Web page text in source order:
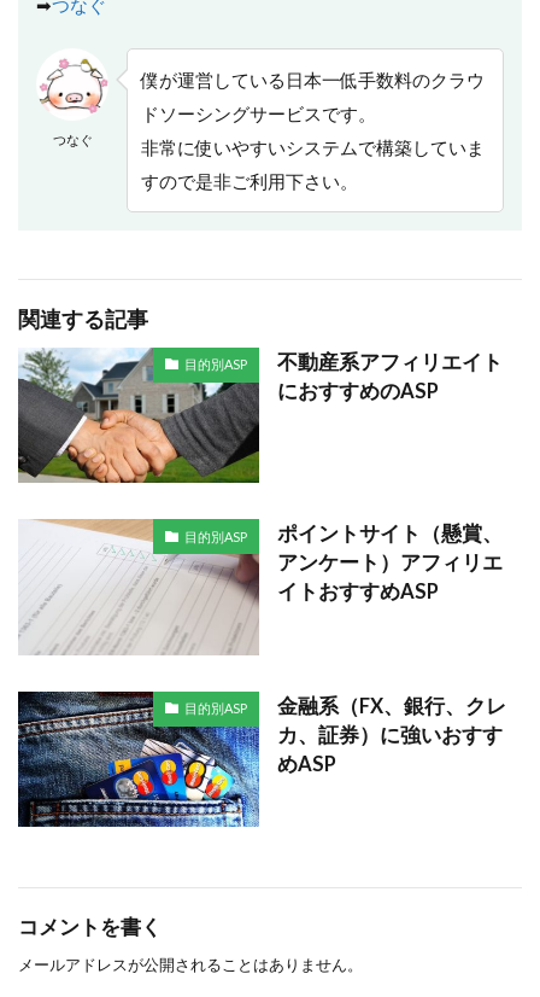
つなぐ
僕が運営している日本一低手数料のクラウ
ドソーシングサービスです。
非常に使いやすいシステムで構築していま
すので是非ご利用下さい。
関連する記事
目的別ASP
不動産系アフィリエイト
におすすめのASP
目的別ASP
ポイントサイト（懸賞、
アンケート）アフィリエ
イトおすすめASP
目的別ASP
金融系（FX、銀行、クレ
カ、証券）に強いおすす
めASP
コメントを書く
メールアドレスが公開されることはありません。